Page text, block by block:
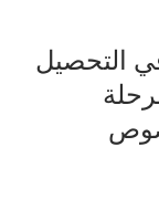
التحصيل